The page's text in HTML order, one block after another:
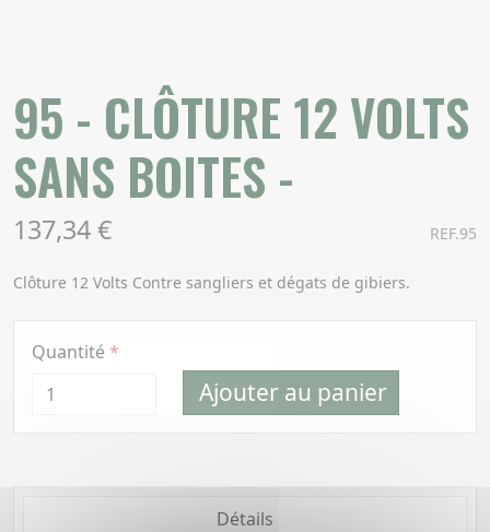
95 - CLÔTURE 12 VOLTS
SANS BOITES -
137,34 € REF.95
Clôture 12 Volts Contre sangliers et dégats de gibiers.
Quantité
Ajouter au panier
Détails